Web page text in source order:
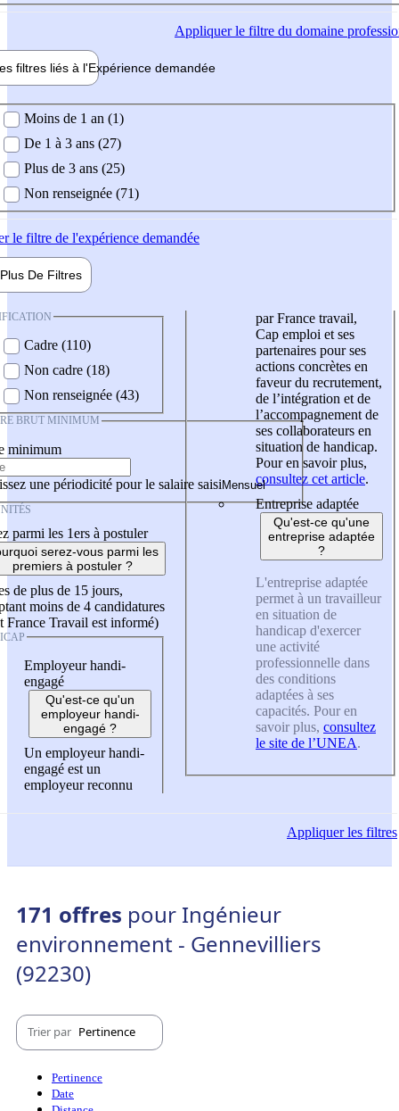
Appliquerle filtre du domaine
filtres liés à l'Expérience demandée
demandée
Moins de 1 an (1)
De 1 à 3 ans (27)
Plus de 3 ans (25)
Non renseignée (71)
le filtre de l'expérience demandée
Plus De Filtres
Cadre (110)
Non cadre (18)
Non renseignée (43)
BRUT MINIMUM
minimum
une périodicité pour le salaire saisi
parmi les 1ers à postuler
serez-vous parmi les
premiers à postuler ?
de plus de 15 jours,
moins de 4 candidatures
France Travail est informé)
Employeur handi-
engagé
Qu'est-ce qu'un
employeur handi-
engagé ?
Un employeur handi-
engagé est un
employeur reconnu
par France travail,
Cap emploi et ses
partenaires pour ses
actions concrètes en
faveur du recrutement,
de l’intégration et de
l’accompagnement de
ses collaborateurs en
situation de handicap.
Pour en savoir plus,
consultez cet article.
Entreprise adaptée
Qu'est-ce qu'une
entreprise adaptée
?
L'entreprise adaptée
permet à un travailleur
en situation de
handicap d'exercer
une activité
professionnelle dans
des conditions
adaptées à ses
capacités. Pour en
savoir plus, consultez
le site de l’UNEA.
Appliquerles filtres
171 offres pour Ingénieur
environnement - Gennevilliers
(92230)
Trier par Pertinence
Pertinence
Date